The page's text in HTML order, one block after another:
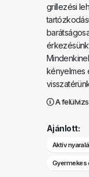
grillezési
kényelmes
A
Ajánlott:
Aktív
Gyermekes